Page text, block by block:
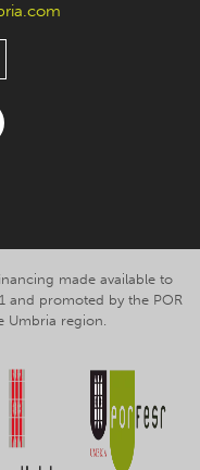
made available to
and promoted by the POR
Umbria region.